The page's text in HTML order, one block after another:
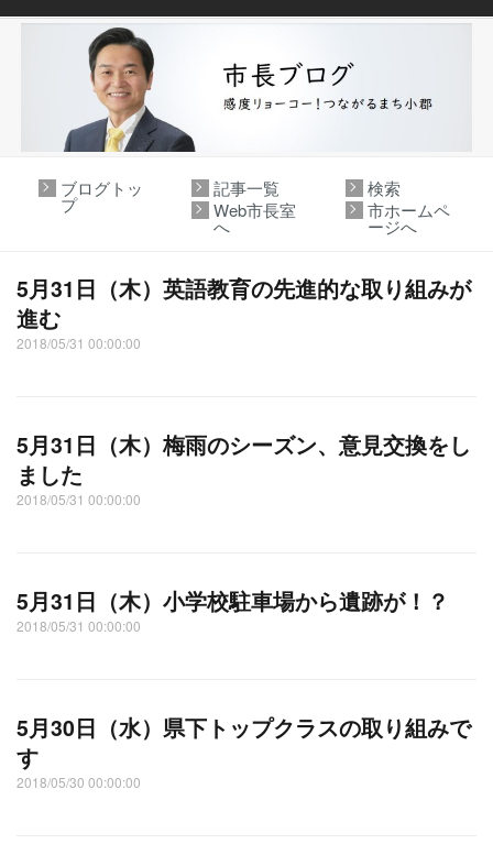
ブログトッ
プ
記事一覧
検索
Web市長室
へ
市ホームペ
ージへ
5月31日（木）英語教育の先進的な取り組みが
進む
2018/05/31 00:00:00
5月31日（木）梅雨のシーズン、意見交換をし
ました
2018/05/31 00:00:00
5月31日（木）小学校駐車場から遺跡が！？
2018/05/31 00:00:00
5月30日（水）県下トップクラスの取り組みで
す
2018/05/30 00:00:00